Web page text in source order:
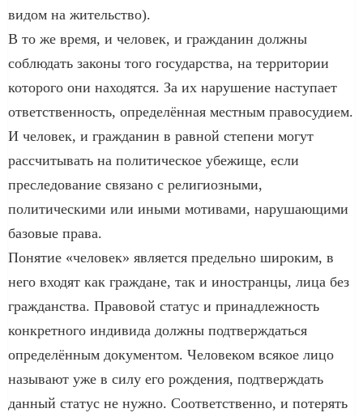
видом на жительство).
В то же время, и человек, и гражданин должны
соблюдать законы того государства, на территории
которого они находятся. За их нарушение наступает
ответственность, определённая местным правосудием.
И человек, и гражданин в равной степени могут
рассчитывать на политическое убежище, если
преследование связано с религиозными,
политическими или иными мотивами, нарушающими
базовые права.
Понятие «человек» является предельно широким, в
него входят как граждане, так и иностранцы, лица без
гражданства. Правовой статус и принадлежность
конкретного индивида должны подтверждаться
определённым документом. Человеком всякое лицо
называют уже в силу его рождения, подтверждать
данный статус не нужно. Соответственно, и потерять